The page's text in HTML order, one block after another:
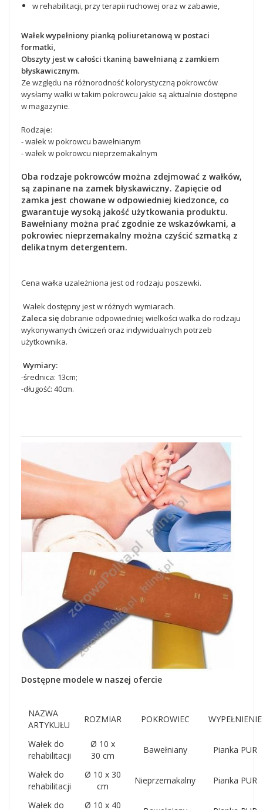
w rehabilitacji, przy terapii ruchowej oraz w zabawie,
Wałek wypełniony pianką poliuretanową w postaci
formatki,
Obszyty jest w całości tkaniną bawełnianą z zamkiem
błyskawicznym.
Ze względu na różnorodność kolorystyczną pokrowców
wysłamy wałki w takim pokrowcu jakie są aktualnie dostępne
w magazynie.
Rodzaje:
- wałek w pokrowcu bawełnianym
- wałek w pokrowcu nieprzemakalnym
Oba rodzaje pokrowców można zdejmować z wałków,
są zapinane na zamek błyskawiczny. Zapięcie od
zamka jest chowane w odpowiedniej kiedzonce, co
gwarantuje wysoką jakość użytkowania produktu.
Bawełniany można prać zgodnie ze wskazówkami, a
pokrowiec nieprzemakalny można czyścić szmatką z
delikatnym detergentem.
Cena wałka uzależniona jest od rodzaju poszewki.
Wałek dostępny jest w różnych wymiarach.
Zaleca się dobranie odpowiedniej wielkości wałka do rodzaju
wykonywanych ćwiczeń oraz indywidualnych potrzeb
użytkownika.
Wymiary:
-średnica: 13cm;
-długość: 40cm.
Dostępne modele w naszej ofercie
NAZWA
ARTYKUŁU
ROZMIAR POKROWIEC WYPEŁNIENIE
Wałek do
rehabilitacji
Ø 10 x
30 cm
Bawełniany Pianka PUR
Wałek do
rehabilitacji
Ø 10 x 30
cm
Nieprzemakalny Pianka PUR
Wałek do Ø 10 x 40